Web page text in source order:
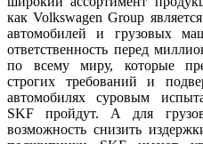
как Volkswagen Group
автомобилей и грузовых
ответственность перед
по всему миру, которые
строгих требований и
автомобилях суровым
SKF пройдут. А для
возможность снизить